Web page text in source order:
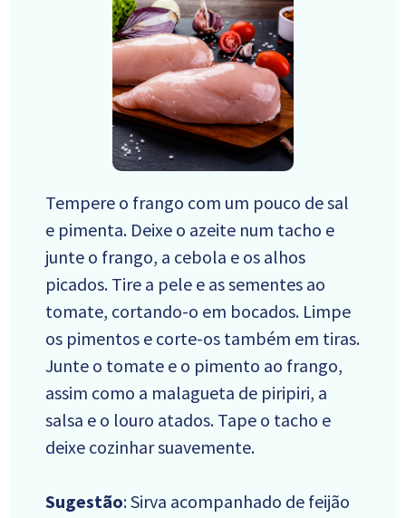
Tempere o frango com um pouco de sal
e pimenta. Deixe o azeite num tacho e
junte o frango, a cebola e os alhos
picados. Tire a pele e as sementes ao
tomate, cortando-o em bocados. Limpe
os pimentos e corte-os também em tiras.
Junte o tomate e o pimento ao frango,
assim como a malagueta de piripiri, a
salsa e o louro atados. Tape o tacho e
deixe cozinhar suavemente.
Sugestão: Sirva acompanhado de feijão